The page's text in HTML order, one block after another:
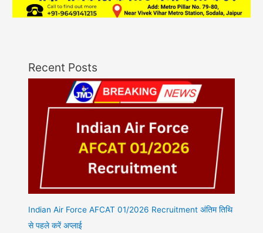
Recent Posts
Indian Air Force AFCAT 01/2026 Recruitment अंतिम तिथि
से पहले करें अप्लाई